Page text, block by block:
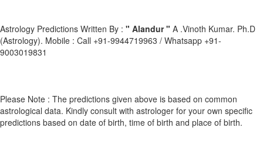
Astrology Predictions Written By : " Alandur " A .Vinoth Kumar. Ph.D
(Astrology). Mobile : Call +91-9944719963 / Whatsapp +91-
9003019831
Please Note : The predictions given above is based on common
astrological data. Kindly consult with astrologer for your own specific
predictions based on date of birth, time of birth and place of birth.